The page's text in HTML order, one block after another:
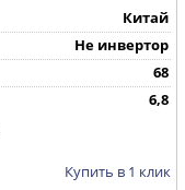
Китай
Не инвертор
68
6,8
Купить в 1 клик